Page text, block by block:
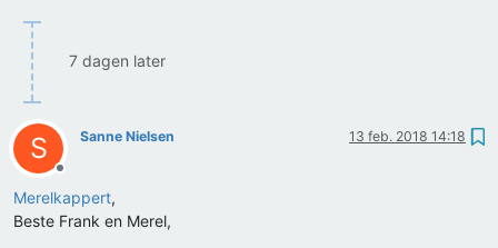
7 dagen later
S
Offline
Sanne Nielsen 13 feb. 2018 14:18
Merelkappert,
Beste Frank en Merel,